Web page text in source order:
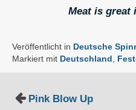
Meat is great
Veröffentlicht in Deutsche
Markiert mit Deutschland ,
Pink Blow Up